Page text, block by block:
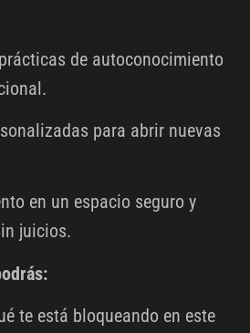
de autoconocimiento
para abrir nuevas
en un espacio seguro y
juicios.
te está bloqueando en este